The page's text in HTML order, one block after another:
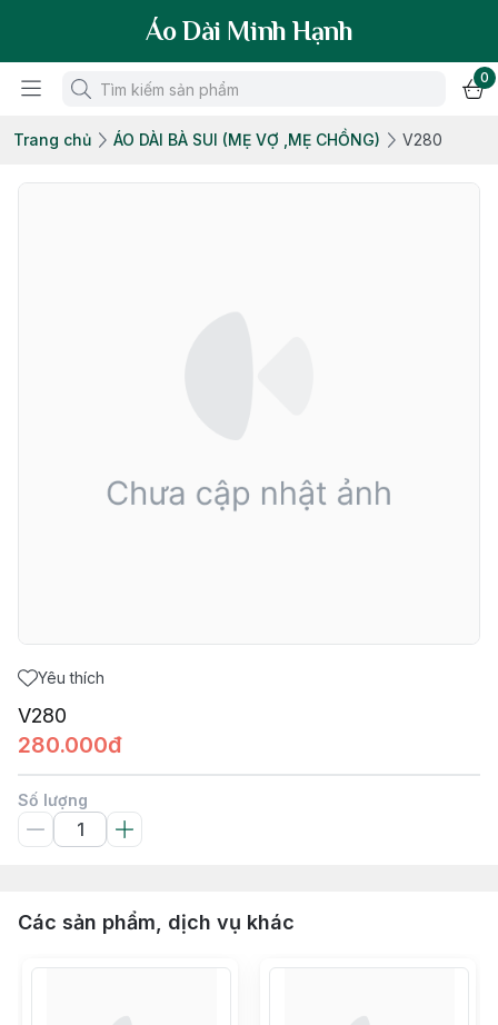
Áo Dài Minh Hạnh
0
Trang chủ ÁO DÀI BÀ SUI (MẸ VỢ ,MẸ CHỒNG) V280
Yêu thích
V280
280.000đ
Số lượng
Các sản phẩm, dịch vụ khác